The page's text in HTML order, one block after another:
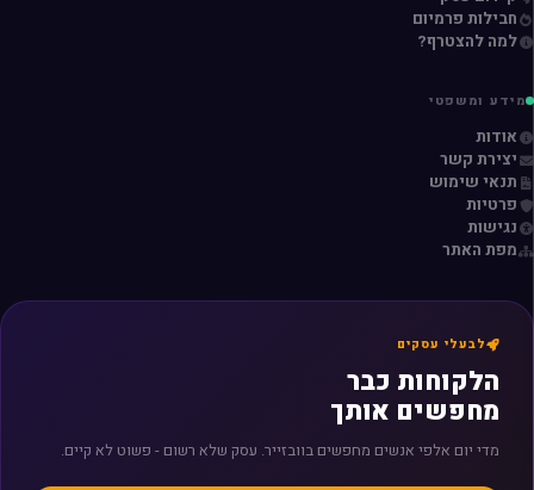
חבילות פרמיום
למה להצטרף?
מידע ומשפטי
אודות
יצירת קשר
תנאי שימוש
פרטיות
נגישות
מפת האתר
לבעלי עסקים
הלקוחות כבר
מחפשים אותך
מדי יום אלפי אנשים מחפשים בוובזייר. עסק שלא רשום - פשוט לא קיים.